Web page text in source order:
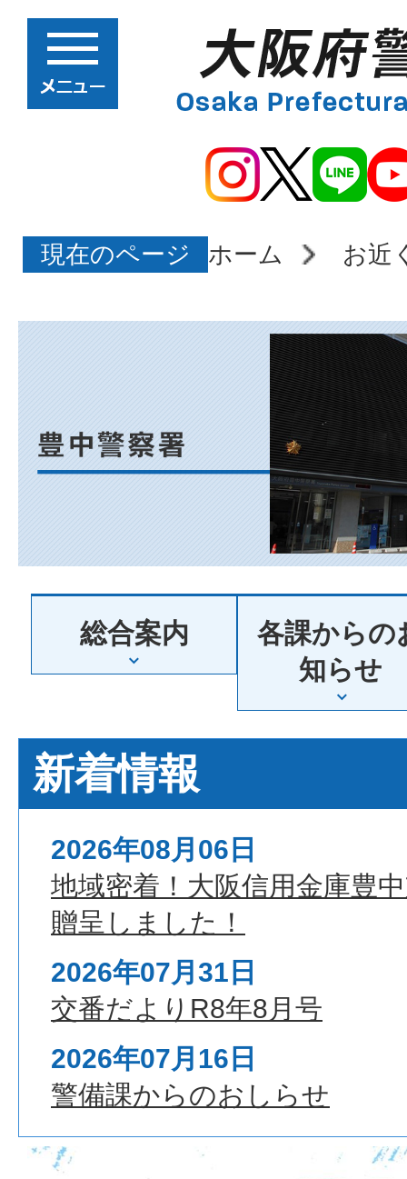
現在のページ ホーム お近
阪
豊
中
警
察
署
総合案内
各課からの
知らせ
新着情報
2026年08月06日
地域密着！大阪信用金庫豊
贈呈しました！
2026年07月31日
交番だよりR8年8月号
2026年07月16日
警備課からのおしらせ